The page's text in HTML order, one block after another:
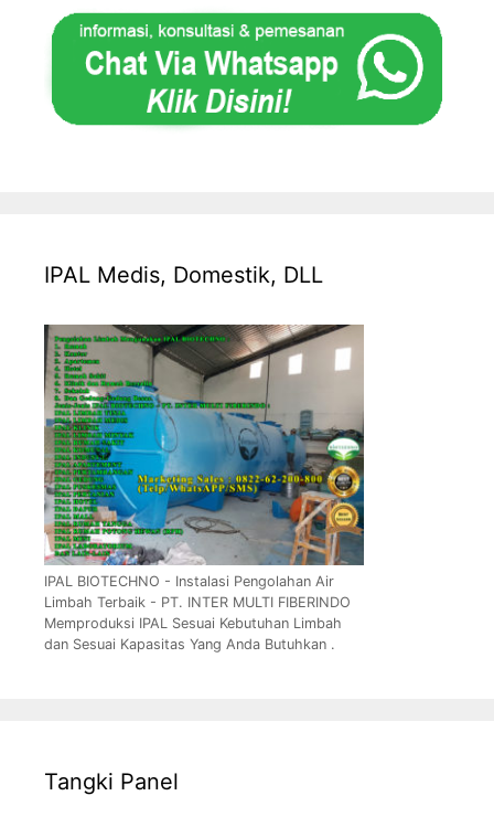
IPAL Medis, Domestik, DLL
IPAL BIOTECHNO - Instalasi Pengolahan Air
Limbah Terbaik - PT. INTER MULTI FIBERINDO
Memproduksi IPAL Sesuai Kebutuhan Limbah
dan Sesuai Kapasitas Yang Anda Butuhkan .
Tangki Panel